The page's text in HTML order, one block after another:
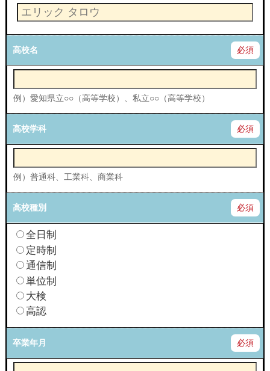
高校名 必須
例）愛知県立○○（高等学校）、私立○○（高等学校）
高校学科 必須
例）普通科、工業科、商業科
高校種別 必須
全日制
定時制
通信制
単位制
大検
高認
卒業年月 必須